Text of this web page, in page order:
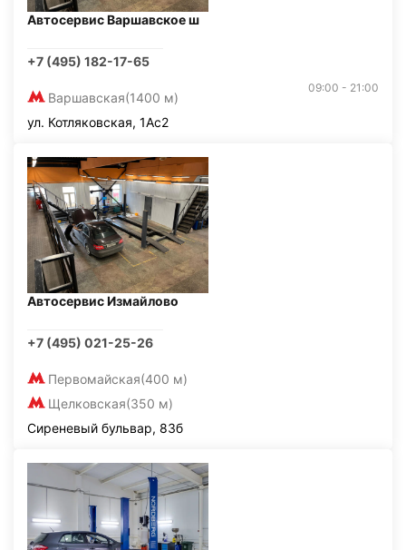
Автосервис Варшавское ш
+7 (495) 182-17-65
Варшавская(1400 м)
09:00 - 21:00
ул. Котляковская, 1Ас2
Автосервис Измайлово
+7 (495) 021-25-26
Первомайская(400 м)
Щелковская(350 м)
Сиреневый бульвар, 83б